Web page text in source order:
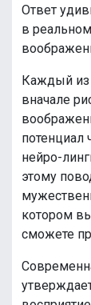
Ответ
в
Каждый из
вначале
потенциал
нейро-
этому
котором
сможете